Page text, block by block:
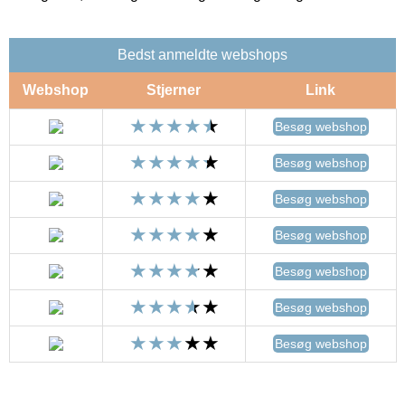
Bedst anmeldte webshops
Webshop Stjerner Link
Besøg webshop
Besøg webshop
Besøg webshop
Besøg webshop
Besøg webshop
Besøg webshop
Besøg webshop